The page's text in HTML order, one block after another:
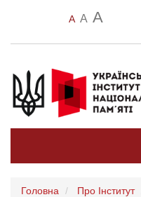
A A A
Головна Про Інститут